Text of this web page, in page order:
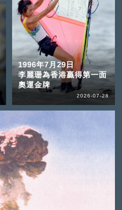
1996年7月29日
李麗珊為香港贏得第一面
奧運金牌
2026-07-28